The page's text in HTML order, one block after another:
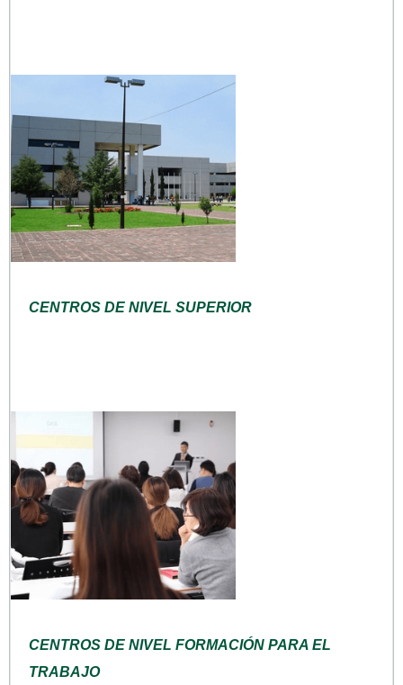
CENTROS DE NIVEL SUPERIOR
CENTROS DE NIVEL FORMACIÓN PARA EL
TRABAJO